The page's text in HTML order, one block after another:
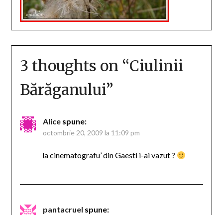
3 thoughts on “Ciulinii
Bărăganului”
Alice spune:
octombrie 20, 2009 la 11:09 pm
la cinematografu’ din Gaesti i-ai vazut ?
pantacruel spune: